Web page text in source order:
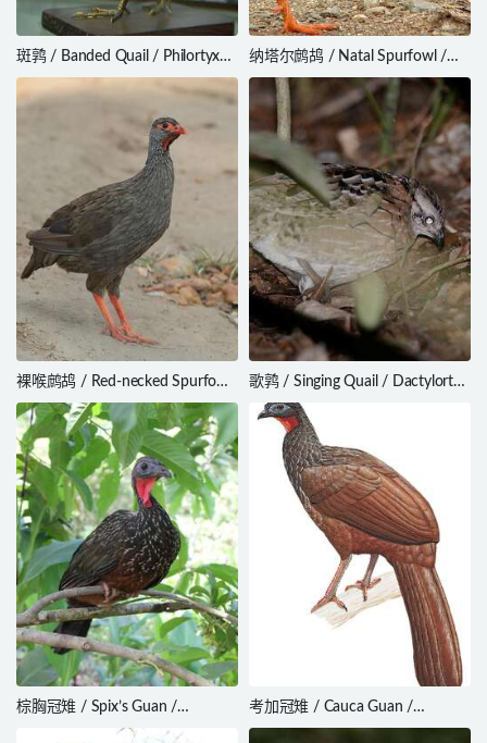
斑鹑 / Banded Quail / Philortyx
fasciatus
纳塔尔鹧鸪 / Natal Spurfowl /
Pternistis natalensis
裸喉鹧鸪 / Red-necked Spurfowl
/ Pternistis afer
歌鹑 / Singing Quail / Dactylortyx
thoracicus
棕胸冠雉 / Spix’s Guan /
Penelope jacquacu
考加冠雉 / Cauca Guan /
Penelope perspicax